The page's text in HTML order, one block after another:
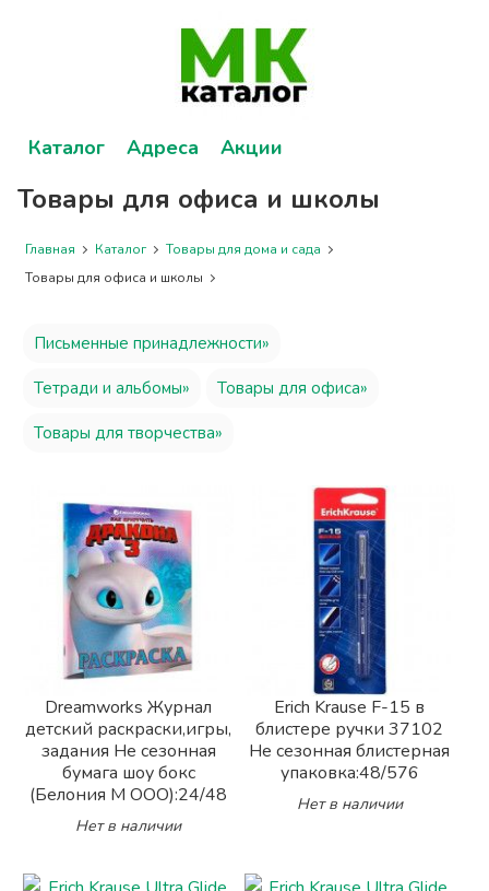
Каталог Адреса Акции
Товары для офиса и школы
Главная Каталог
Товары для дома и сада
Товары для офиса и школы
Письменные принадлежности»
Тетради и альбомы» Товары для офиса»
Товары для творчества»
Dreamworks Журнал
детский раскраски,игры,
задания Не сезонная
бумага шоу бокс
(Белония М ООО):24/48
Нет в наличии
Erich Krause F-15 в
блистере ручки 37102
Не сезонная блистерная
упаковка:48/576
Нет в наличии